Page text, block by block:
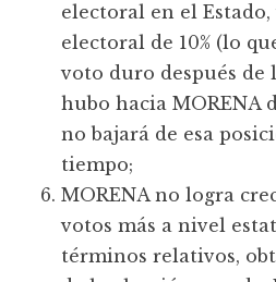
electoral en el
electoral de 10% (lo
voto duro después de
hubo hacia MORENA
no bajará de esa
tiempo;
MORENA no logra
votos más a nivel
términos relativos,